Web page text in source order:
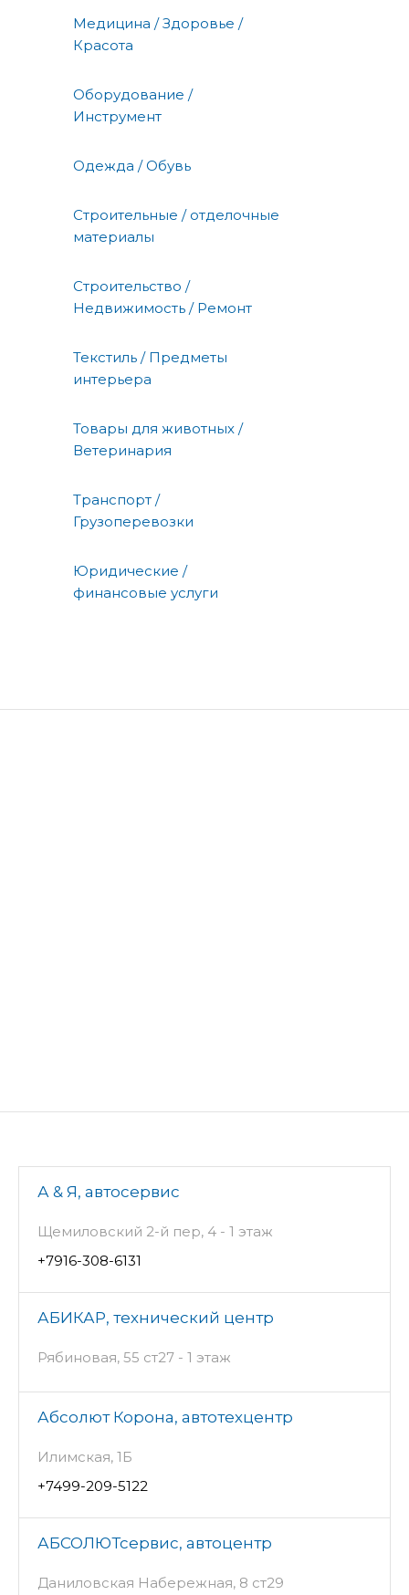
Медицина / Здоровье /
Красота
Оборудование /
Инструмент
Одежда / Обувь
Строительные / отделочные
материалы
Строительство /
Недвижимость / Ремонт
Текстиль / Предметы
интерьера
Товары для животных /
Ветеринария
Транспорт /
Грузоперевозки
Юридические /
финансовые услуги
А & Я, автосервис
Щемиловский 2-й пер, 4 - 1 этаж
+7916-308-6131
АБИКАР, технический центр
Рябиновая, 55 ст27 - 1 этаж
Абсолют Корона, автотехцентр
Илимская, 1Б
+7499-209-5122
АБСОЛЮТсервис, автоцентр
Даниловская Набережная, 8 ст29